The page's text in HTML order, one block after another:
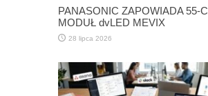
PANASONIC ZAPOWIADA 55-
MODUŁ dvLED MEVIX
28 lipca 2026